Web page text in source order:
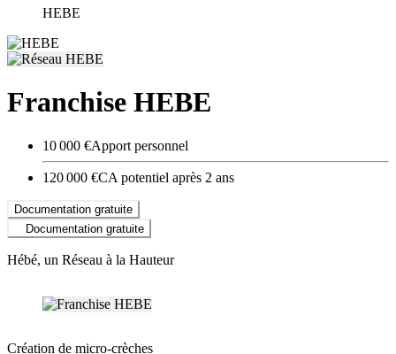
HEBE
Franchise HEBE
10 000 €Apport personnel
120 000 €CA potentiel après 2 ans
Documentation gratuite
Documentation gratuite
Hébé, un Réseau à la Hauteur
Création de micro-crèches